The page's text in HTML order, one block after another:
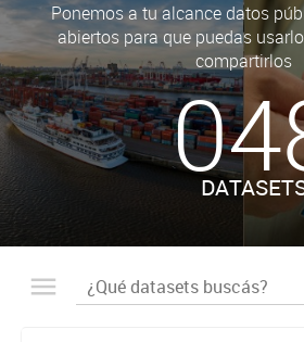
Ponemos a tu alcance datos
abiertos para que puedas
compartirlos